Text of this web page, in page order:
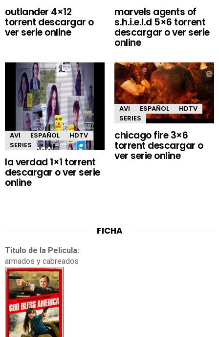
outlander 4×12
torrent descargar o
ver serie online
marvels agents of
s.h.i.e.l.d 5×6 torrent
descargar o ver serie
online
AVI ESPAÑOL
HDTV
SERIES
la verdad 1×1 torrent
descargar o ver serie
online
AVI ESPAÑOL
HDTV
SERIES
chicago fire 3×6
torrent descargar o
ver serie online
FICHA
Titulo de la Pelicula:
armados y cabreados